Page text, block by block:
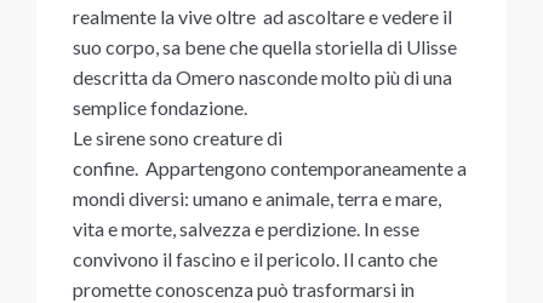
realmente la vive oltre ad ascoltare e vedere il
suo corpo, sa bene che quella storiella di Ulisse
descritta da Omero nasconde molto più di una
semplice fondazione.
Le sirene sono creature di
confine. Appartengono contemporaneamente a
mondi diversi: umano e animale, terra e mare,
vita e morte, salvezza e perdizione. In esse
convivono il fascino e il pericolo. Il canto che
promette conoscenza può trasformarsi in